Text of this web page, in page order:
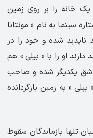
خانه را بر روی زمین
سینما به نام « مونتانا
ناپدید شده و خود را در
او را با « بیلی » هم
یکدیگر شده و صاحب
» به زمین بازگردانده
خلبان تنها بازماندگان سقوط